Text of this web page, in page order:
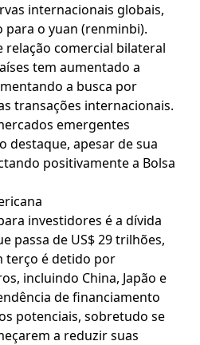
internacionais globais,
o yuan (renminbi).
relação comercial bilateral
tem aumentado a
a busca por
transações internacionais.
emergentes
destaque, apesar de sua
positivamente a Bolsa
investidores é a dívida
passa de US$ 29 trilhões,
terço é detido por
incluindo China, Japão e
de financiamento
potenciais, sobretudo se
a reduzir suas